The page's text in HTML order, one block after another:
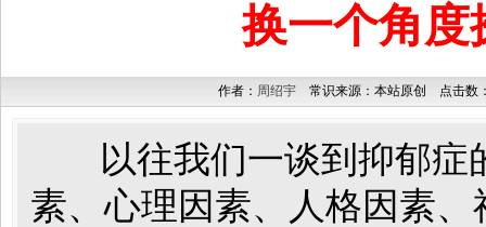
换一个角度
作者： 周绍宇常识来源：本站原创 点击数
以往我们一谈到抑郁症
素、心理因素、人格因素